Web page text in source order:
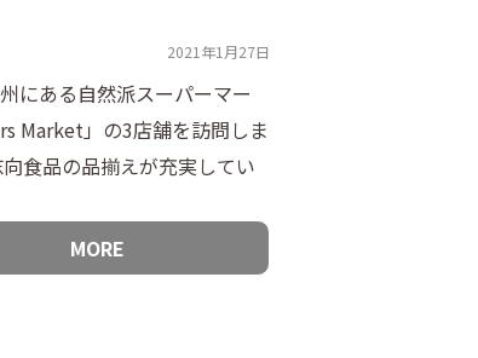
2021年1月27日
にある自然派スーパーマー
Market」の3店舗を訪問しま
食品の品揃えが充実してい
MORE